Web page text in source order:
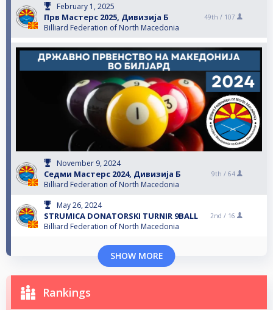
February 1, 2025
Прв Мастерс 2025, Дивизија Б
Billiard Federation of North Macedonia
49th / 107
November 9, 2024
Седми Мастерс 2024, Дивизија Б
Billiard Federation of North Macedonia
9th / 64
May 26, 2024
STRUMICA DONATORSKI TURNIR 9BALL
Billiard Federation of North Macedonia
2nd / 16
SHOW MORE
Rankings